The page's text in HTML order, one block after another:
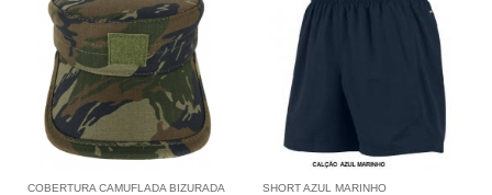
COBERTURA CAMUFLADA BIZURADA
SHORT AZUL MARINHO